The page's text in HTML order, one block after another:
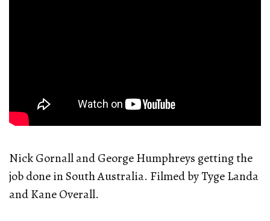
Nick Gornall and George Humphreys getting the
job done in South Australia. Filmed by Tyge Landa
and Kane Overall.